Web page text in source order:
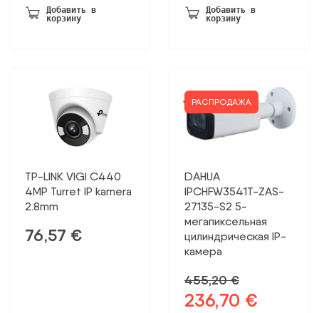
была:
180,70 €.
Добавить в
корзину
Добавить в
корзину
TP-LINK VIGI C440
4MP Turret IP kamera
2.8mm
76,57 €
РАСПРОДАЖА
DAHUA
IPCHFW3541T-ZAS-
27135-S2 5-
мегапиксельная
цилиндрическая IP-
камера
455,20€
Первоначальная
236,70 €